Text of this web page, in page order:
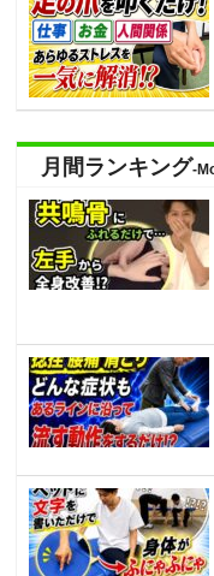
月間ランキング-